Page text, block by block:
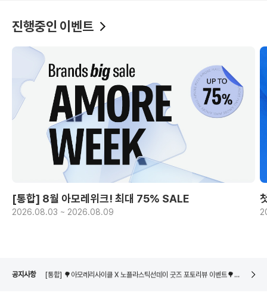
진행중인 이벤트
[통합] 8월 아모레위크! 최대 75% SALE
2026.08.03 ~ 2026.08.09
공지사항
[통합] 🌳아모레리사이클 X 노플라스틱선데이 굿즈 포토리뷰 이벤트🌳 당첨자 발표